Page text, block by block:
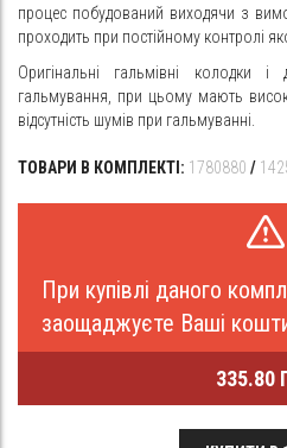
процес побудований виходячи з
проходить при постійному контролі
Оригінальні гальмівні колодки і
гальмування, при цьому мають
відсутність шумів при гальмуванні.
ТОВАРИ В КОМПЛЕКТІ: 1780880 /
При купівлі даного
заощаджуєте Ваші
335.80